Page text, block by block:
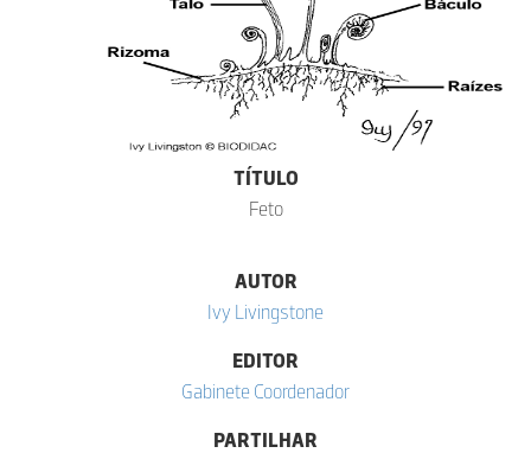
TÍTULO
Feto
AUTOR
Ivy Livingstone
EDITOR
Gabinete Coordenador
PARTILHAR